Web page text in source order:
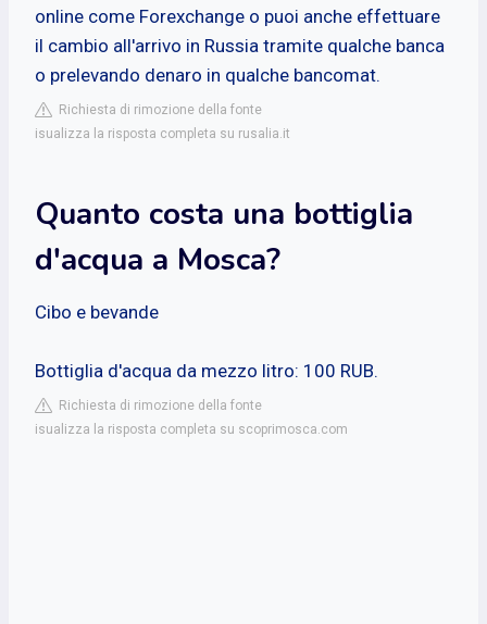
online come Forexchange o puoi anche effettuare
il cambio all'arrivo in Russia tramite qualche banca
o prelevando denaro in qualche bancomat.
Richiesta di rimozione della fonte
isualizza la risposta completa su rusalia.it
Quanto costa una bottiglia
d'acqua a Mosca?
Cibo e bevande
Bottiglia d'acqua da mezzo litro: 100 RUB.
Richiesta di rimozione della fonte
isualizza la risposta completa su scoprimosca.com